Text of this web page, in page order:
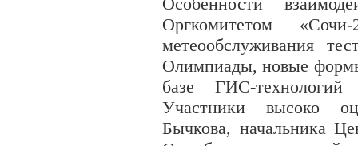
Оргкомитетом
метеообслуживания
Олимпиады, новые
базе ГИС-технологий
Участники высоко
Бычкова, начальника